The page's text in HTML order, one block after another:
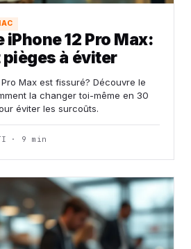
12 Pro Max:
à éviter
Pro Max est fissuré? Découvre le
la changer toi-même en 30
éviter les surcoûts.
· 9 min